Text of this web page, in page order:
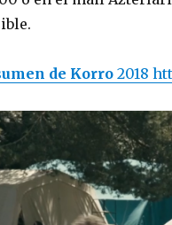
de Korro2018